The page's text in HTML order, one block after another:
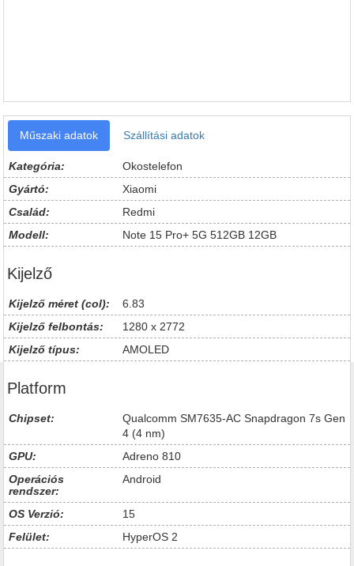
Műszaki adatok Szállítási adatok
Kategória:
Okostelefon
Gyártó:
Xiaomi
Család:
Redmi
Modell:
Note 15 Pro+ 5G 512GB 12GB
Kijelző
Kijelző méret (col):
6.83
Kijelző felbontás:
1280 x 2772
Kijelző típus:
AMOLED
Platform
Chipset:
Qualcomm SM7635-AC Snapdragon 7s Gen
4 (4 nm)
GPU:
Adreno 810
Operációs
rendszer:
Android
OS Verzió:
15
Felület:
HyperOS 2